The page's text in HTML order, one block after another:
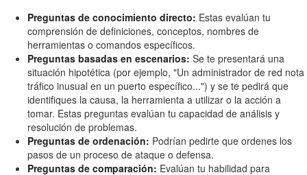
Preguntas de conocimiento directo: Estas evalúan tu
comprensión de definiciones, conceptos, nombres de
herramientas o comandos específicos.
Preguntas basadas en escenarios: Se te presentará una
situación hipotética (por ejemplo, "Un administrador de red nota
tráfico inusual en un puerto específico...") y se te pedirá que
identifiques la causa, la herramienta a utilizar o la acción a
tomar. Estas preguntas evalúan tu capacidad de análisis y
resolución de problemas.
Preguntas de ordenación: Podrían pedirte que ordenes los
pasos de un proceso de ataque o defensa.
Preguntas de comparación: Evalúan tu habilidad para